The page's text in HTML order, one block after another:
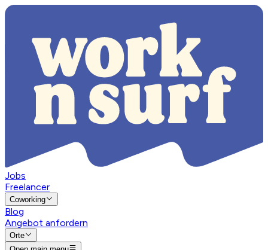
Jobs
Freelancer
Coworking
Blog
Angebot anfordern
Orte